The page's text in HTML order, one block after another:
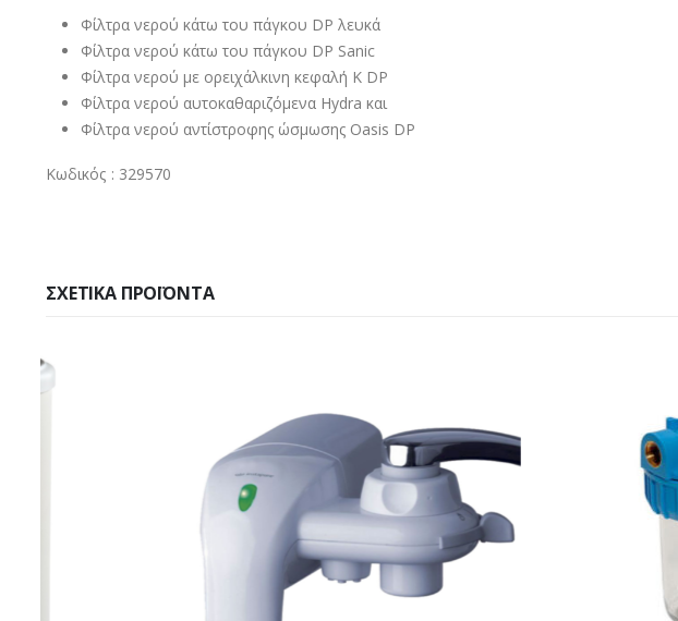
Φίλτρα νερού κάτω του πάγκου DP λευκά
Φίλτρα νερού κάτω του πάγκου DP Sanic
Φίλτρα νερού με ορειχάλκινη κεφαλή K DP
Φίλτρα νερού αυτοκαθαριζόμενα Hydra και
Φίλτρα νερού αντίστροφης ώσμωσης Oasis DP
Κωδικός : 329570
ΣΧΕΤΙΚΆ ΠΡΟΪΌΝΤΑ